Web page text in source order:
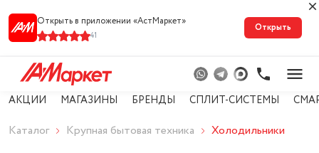
Открыть в приложении «АстМарке‪т‬»
41
Открыть
АКЦИИ МАГАЗИНЫ БРЕНДЫ СПЛИТ-СИСТЕМЫ
Каталог Крупная бытовая техника Холодильники